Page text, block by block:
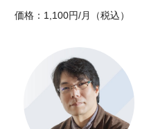
価格：1,100円/月（税込）